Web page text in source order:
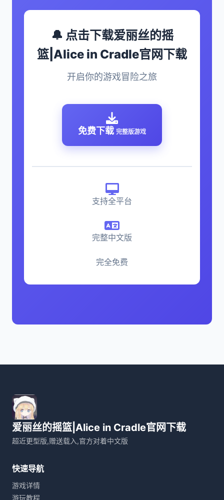
🔔 点击下载爱丽丝的摇
篮|Alice in Cradle官网下载
开启你的游戏冒险之旅
免费下载 完整版游戏
支持全平台
完整中文版
完全免费
爱丽丝的摇篮|Alice in Cradle官网下载
超近更型版,赠送载入,官方对着中文版
快速导航
游戏详情
游玩教程